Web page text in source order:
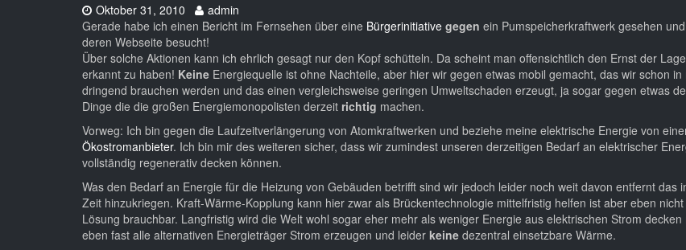
Datum:
Oktober 31, 2010 Autor:
admin
Gerade habe ich einen Bericht im Fernsehen über eine Bürgerinitiative gegen ein Pumspeicherkraftwerk gesehen
deren Webseite besucht!
Über solche Aktionen kann ich ehrlich gesagt nur den Kopf schütteln. Da scheint man offensichtlich den Ernst der
erkannt zu haben! Keine Energiequelle ist ohne Nachteile, aber hier wir gegen etwas mobil gemacht, das wir schon
dringend brauchen werden und das einen vergleichsweise geringen Umweltschaden erzeugt, ja sogar gegen etwas
Dinge die die großen Energiemonopolisten derzeit richtig machen.
Vorweg: Ich bin gegen die Laufzeitverlängerung von Atomkraftwerken und beziehe meine elektrische Energie von
Ökostromanbieter. Ich bin mir des weiteren sicher, dass wir zumindest unseren derzeitigen Bedarf an elektrischer
vollständig regenerativ decken können.
Was den Bedarf an Energie für die Heizung von Gebäuden betrifft sind wir jedoch leider noch weit davon entfernt das
Zeit hinzukriegen. Kraft-Wärme-Kopplung kann hier zwar als Brückentechnologie mittelfristig helfen ist aber eben
Lösung brauchbar. Langfristig wird die Welt wohl sogar eher mehr als weniger Energie aus elektrischen Strom decken
eben fast alle alternativen Energieträger Strom erzeugen und leider keine dezentral einsetzbare Wärme.